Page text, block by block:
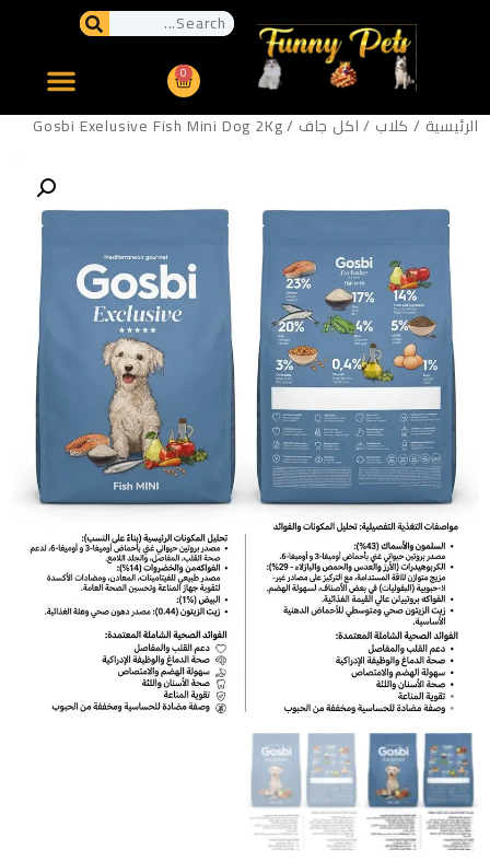
0
الرئيسية / كلاب /اكل جاف / Gosbi Exelusive Fish Mini Dog 2Kg